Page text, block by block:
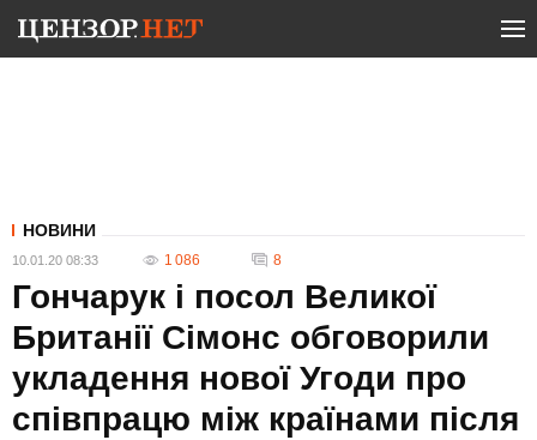
НОВИНИ
10.01.20 08:33 1 086 8
Гончарук і посол Великої
Британії Сімонс обговорили
укладення нової Угоди про
співпрацю між країнами після